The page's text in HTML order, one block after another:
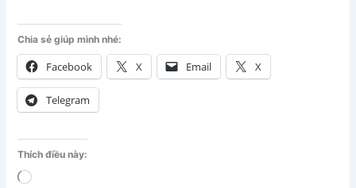
Chia sẻ giúp mình nhé:
Facebook X Email X
Telegram
Thích điều này:
Đang